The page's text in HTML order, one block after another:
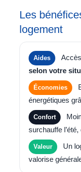
Les
logement
Aides
selon votre
Économies
énergétiques
Confort
surchauffe
Valeur
Un
valorise